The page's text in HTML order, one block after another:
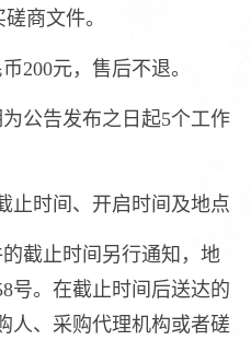
商文件。
元，售后不退。
告发布之日起5个工作
时间、开启时间及地点
截止时间另行通知，地
号。在截止时间后送达的
人、采购代理机构或者磋